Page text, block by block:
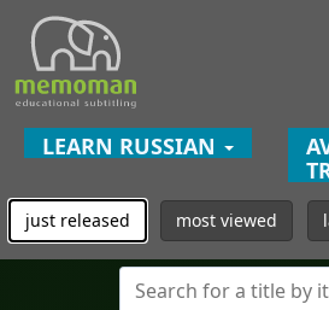
LEARN RUSSIAN
just released most viewed